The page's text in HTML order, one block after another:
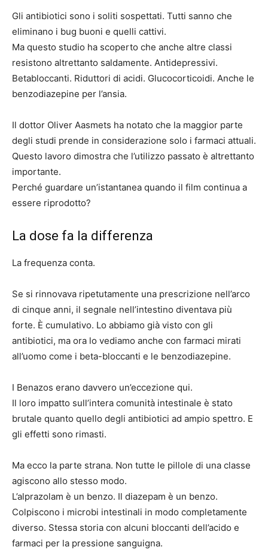
Gli antibiotici sono i soliti sospettati. Tutti sanno che
eliminano i bug buoni e quelli cattivi.
Ma questo studio ha scoperto che anche altre classi
resistono altrettanto saldamente. Antidepressivi.
Betabloccanti. Riduttori di acidi. Glucocorticoidi. Anche le
benzodiazepine per l’ansia.
Il dottor Oliver Aasmets ha notato che la maggior parte
degli studi prende in considerazione solo i farmaci attuali.
Questo lavoro dimostra che l’utilizzo passato è altrettanto
importante.
Perché guardare un’istantanea quando il film continua a
essere riprodotto?
La dose fa la differenza
La frequenza conta.
Se si rinnovava ripetutamente una prescrizione nell’arco
di cinque anni, il segnale nell’intestino diventava più
forte. È cumulativo. Lo abbiamo già visto con gli
antibiotici, ma ora lo vediamo anche con farmaci mirati
all’uomo come i beta-bloccanti e le benzodiazepine.
I Benazos erano davvero un’eccezione qui.
Il loro impatto sull’intera comunità intestinale è stato
brutale quanto quello degli antibiotici ad ampio spettro. E
gli effetti sono rimasti.
Ma ecco la parte strana. Non tutte le pillole di una classe
agiscono allo stesso modo.
L’alprazolam è un benzo. Il diazepam è un benzo.
Colpiscono i microbi intestinali in modo completamente
diverso. Stessa storia con alcuni bloccanti dell’acido e
farmaci per la pressione sanguigna.